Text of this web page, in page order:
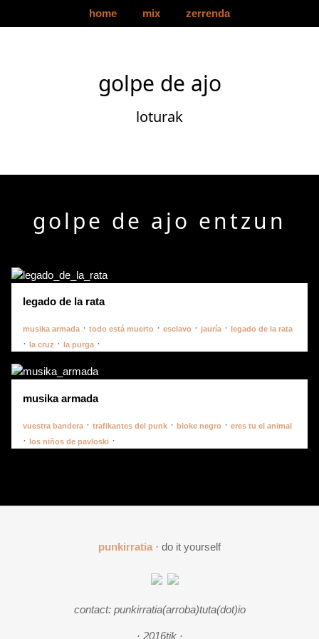
home mix zerrenda
golpe de ajo
loturak
golpe de ajo entzun
legado de la rata
musika armada · todo está muerto · esclavo · jauría · legado de la rata
· la cruz · la purga ·
musika armada
vuestra bandera · trafikantes del punk · bloke negro · eres tu el animal
· los niños de pavloski ·
punkirratia · do it yourself
contact: punkirratia(arroba)tuta(dot)io
· 2016tik ·